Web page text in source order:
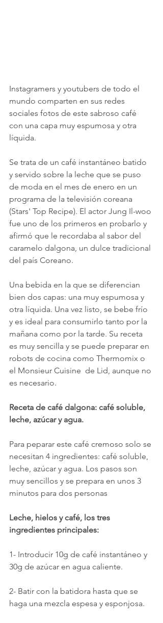
Instagramers y youtubers de todo el
mundo comparten en sus redes
sociales fotos de este sabroso café
con una capa muy espumosa y otra
líquida.
Se trata de un café instantáneo batido
y servido sobre la leche que se puso
de moda en el mes de enero en un
programa de la televisión coreana
(Stars' Top Recipe). El actor Jung Il-woo
fue uno de los primeros en probarlo y
afirmó que le recordaba al sabor del
caramelo dalgona, un dulce tradicional
del país Coreano.
Una bebida en la que se diferencian
bien dos capas: una muy espumosa y
otra líquida. Una vez listo, se bebe frío
y es ideal para consumirlo tanto por la
mañana como por la tarde. Su receta
es muy sencilla y se puede preparar en
robots de cocina como Thermomix o
el Monsieur Cuisine  de Lid, aunque no
es necesario.
Receta de café dalgona: café soluble,
leche, azúcar y agua.
Para peparar este café cremoso solo se
necesitan 4 ingredientes: café soluble,
leche, azúcar y agua. Los pasos son
muy sencillos y se prepara en unos 3
minutos para dos personas
Leche, hielos y café, los tres
ingredientes principales:
1- Introducir 10g de café instantáneo y
30g de azúcar en agua caliente.
2- Batir con la batidora hasta que se
haga una mezcla espesa y esponjosa.